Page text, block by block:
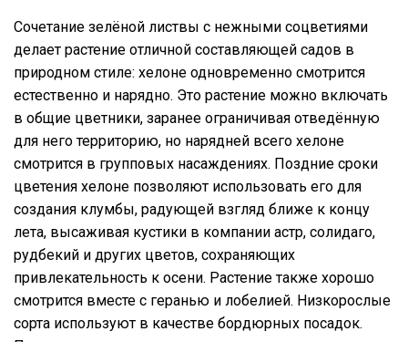
Сочетание зелёной листвы с нежными соцветиями
делает растение отличной составляющей садов в
природном стиле: хелоне одновременно смотрится
естественно и нарядно. Это растение можно включать
в общие цветники, заранее ограничивая отведённую
для него территорию, но нарядней всего хелоне
смотрится в групповых насаждениях. Поздние сроки
цветения хелоне позволяют использовать его для
создания клумбы, радующей взгляд ближе к концу
лета, высаживая кустики в компании астр, солидаго,
рудбекий и других цветов, сохраняющих
привлекательность к осени. Растение также хорошо
смотрится вместе с геранью и лобелией. Низкорослые
сорта используют в качестве бордюрных посадок.